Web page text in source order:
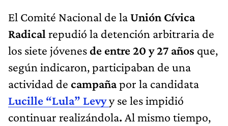
El Comité Nacional de laUnión Cívica
Radical repudió la detención arbitraria de
los siete jóvenesde entre 20 y 27 años que,
según indicaron, participaban de una
actividad de campañapor la candidata
Lucille “Lula” Levyy se les impidió
continuar realizándola. Al mismo tiempo,